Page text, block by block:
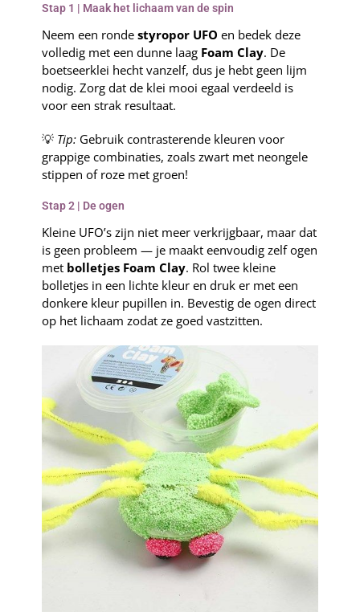
Stap 1 | Maak het lichaam van de spin
Neem een rondestyropor UFO en bedek deze
volledig met een dunne laag Foam Clay. De
boetseerklei hecht vanzelf, dus je hebt geen lijm
nodig. Zorg dat de klei mooi egaal verdeeld is
voor een strak resultaat.
💡 Tip: Gebruik contrasterende kleuren voor
grappige combinaties, zoals zwart met neongele
stippen of roze met groen!
Stap 2 | De ogen
Kleine UFO’s zijn niet meer verkrijgbaar, maar dat
is geen probleem — je maakt eenvoudig zelf ogen
met bolletjes Foam Clay. Rol twee kleine
bolletjes in een lichte kleur en druk er met een
donkere kleur pupillen in. Bevestig de ogen direct
op het lichaam zodat ze goed vastzitten.